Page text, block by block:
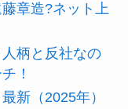
章造?ネット上
柄と反社なの
！
新（2025年）